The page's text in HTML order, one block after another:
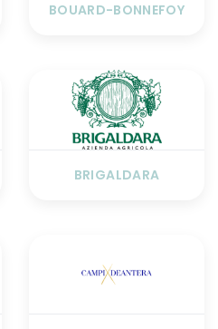
BOUARD-BONNEFOY
BRIGALDARA